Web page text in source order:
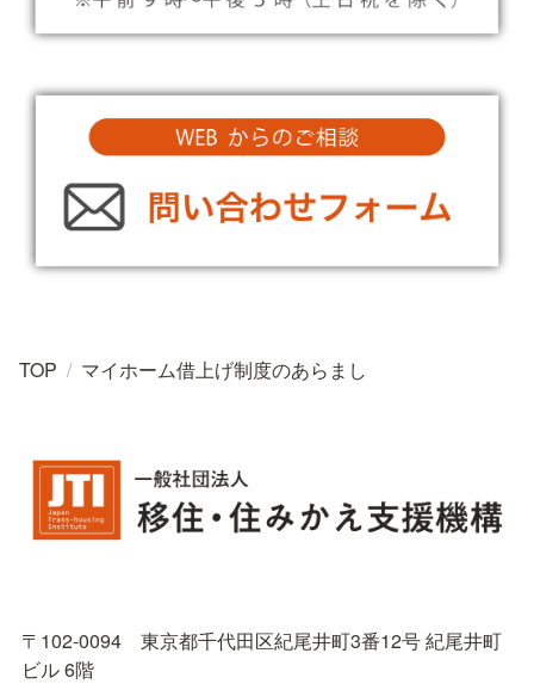
TOP / マイホーム借上げ制度のあらまし
〒102-0094　東京都千代田区紀尾井町3番12号 紀尾井町
ビル 6階